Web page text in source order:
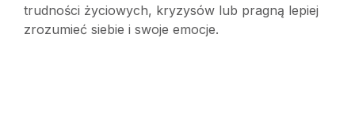
trudności życiowych, kryzysów lub pragną lepiej
zrozumieć siebie i swoje emocje.